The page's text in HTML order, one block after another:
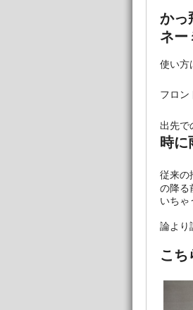
かっ
ネー
使い方
フロン
出先で
時に
従来の
の降る
いちゃ
論より
こち